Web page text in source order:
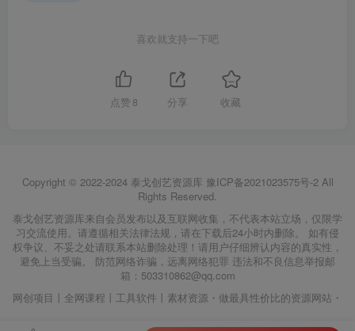
喜欢就支持一下吧
点赞 8 分享 收藏
Copyright © 2022-2024 泰戈创艺资源库 豫ICP备2021023575号-2All
Rights Reserved.
泰戈创艺资源库来自会员发布以及互联网收集，不代表本站立场，仅限学
习交流使用。请遵循相关法律法规，请在下载后24小时内删除。 如有侵
权争议、不妥之处请联系本站删除处理！请用户仔细辨认内容的真实性，
避免上当受骗。 防范网络诈骗，远离网络犯罪 违法和不良信息举报邮
箱：503310862@qq.com
网创项目丨全网课程丨工具软件丨素材资源・做最具性价比的资源网站・